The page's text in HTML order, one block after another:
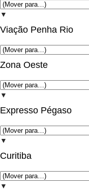
▼
Viação Penha Rio
Zona Oeste
▼
Expresso Pégaso
▼
Curitiba
▼